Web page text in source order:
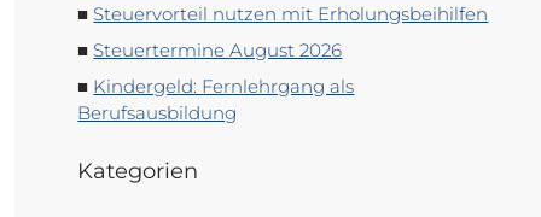
Steuervorteil nutzen mit Erholungsbeihilfen
Steuertermine August 2026
Kindergeld: Fernlehrgang als
Berufsausbildung
Kategorien